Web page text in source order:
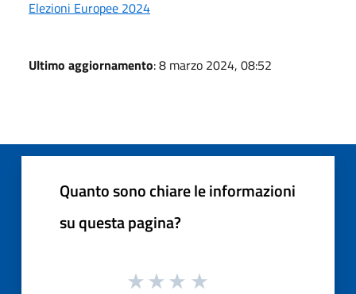
Elezioni Europee 2024
Ultimo aggiornamento: 8 marzo 2024, 08:52
Quanto sono chiare le informazioni
su questa pagina?